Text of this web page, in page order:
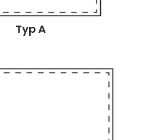
Typ A